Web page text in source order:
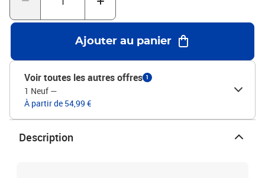
utiliser des vis M6 pour l’installation
Ajouter au panier
Voir toutes les autres offres 1
1 Neuf —
À partir de 54,99 €
Description